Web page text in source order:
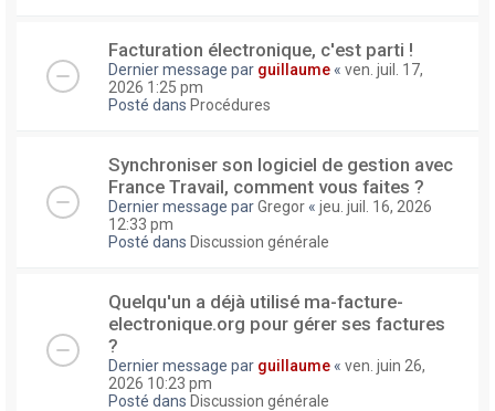
Facturation électronique, c'est parti !
Dernier message par guillaume « ven. juil. 17,
2026 1:25 pm
Posté dans Procédures
Synchroniser son logiciel de gestion avec
France Travail, comment vous faites ?
Dernier message parGregor « jeu. juil. 16, 2026
12:33 pm
Posté dans Discussion générale
Quelqu'un a déjà utilisé ma-facture-
electronique.org pour gérer ses factures
?
Dernier message par guillaume « ven. juin 26,
2026 10:23 pm
Posté dans Discussion générale